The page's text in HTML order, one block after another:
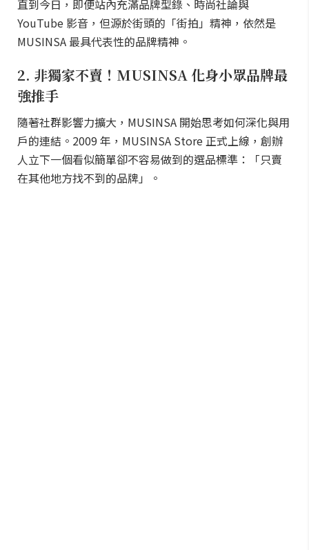
直到今日，即便站內充滿品牌型錄、時尚社論與
YouTube 影音，但源於街頭的「街拍」精神，依然是
MUSINSA 最具代表性的品牌精神。
2. 非獨家不賣！MUSINSA 化身小眾品牌最
強推手
隨著社群影響力擴大，MUSINSA 開始思考如何深化與用
戶的連結。2009 年，MUSINSA Store 正式上線，創辦
人立下一個看似簡單卻不容易做到的選品標準：「只賣
在其他地方找不到的品牌」。